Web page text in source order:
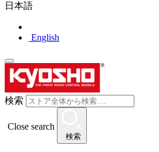
日本語
English
検索
Close search
検索